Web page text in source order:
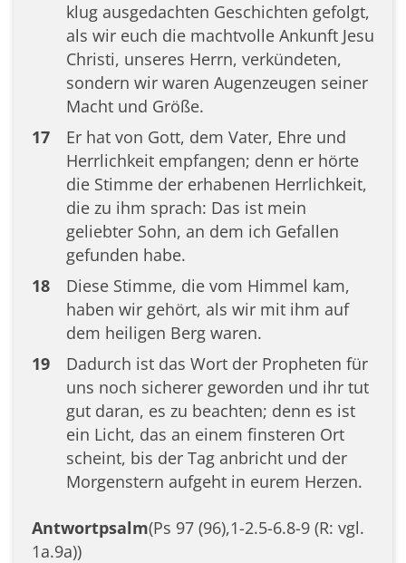
klug ausgedachten Geschichten gefolgt,
als wir euch die machtvolle Ankunft Jesu
Christi, unseres Herrn, verkündeten,
sondern wir waren Augenzeugen seiner
Macht und Größe.
17
Er hat von Gott, dem Vater, Ehre und
Herrlichkeit empfangen; denn er hörte
die Stimme der erhabenen Herrlichkeit,
die zu ihm sprach: Das ist mein
geliebter Sohn, an dem ich Gefallen
gefunden habe.
18
Diese Stimme, die vom Himmel kam,
haben wir gehört, als wir mit ihm auf
dem heiligen Berg waren.
19
Dadurch ist das Wort der Propheten für
uns noch sicherer geworden und ihr tut
gut daran, es zu beachten; denn es ist
ein Licht, das an einem finsteren Ort
scheint, bis der Tag anbricht und der
Morgenstern aufgeht in eurem Herzen.
Antwortpsalm(Ps 97 (96),1-2.5-6.8-9 (R: vgl.
1a.9a))